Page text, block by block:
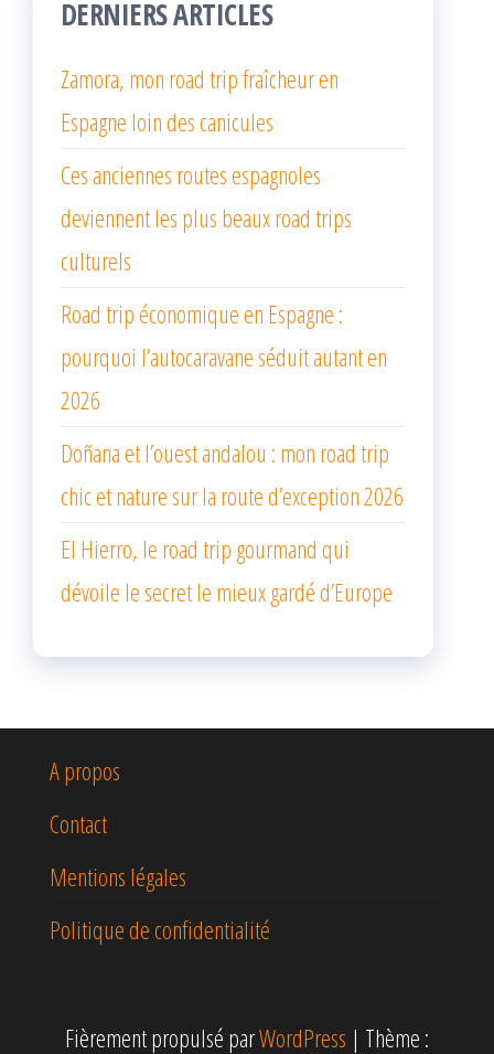
DERNIERS ARTICLES
Zamora, mon road trip fraîcheur en
Espagne loin des canicules
Ces anciennes routes espagnoles
deviennent les plus beaux road trips
culturels
Road trip économique en Espagne :
pourquoi l’autocaravane séduit autant en
2026
Doñana et l’ouest andalou : mon road trip
chic et nature sur la route d’exception 2026
El Hierro, le road trip gourmand qui
dévoile le secret le mieux gardé d’Europe
A propos
Contact
Mentions légales
Politique de confidentialité
Fièrement propulsé parWordPress | Thème :